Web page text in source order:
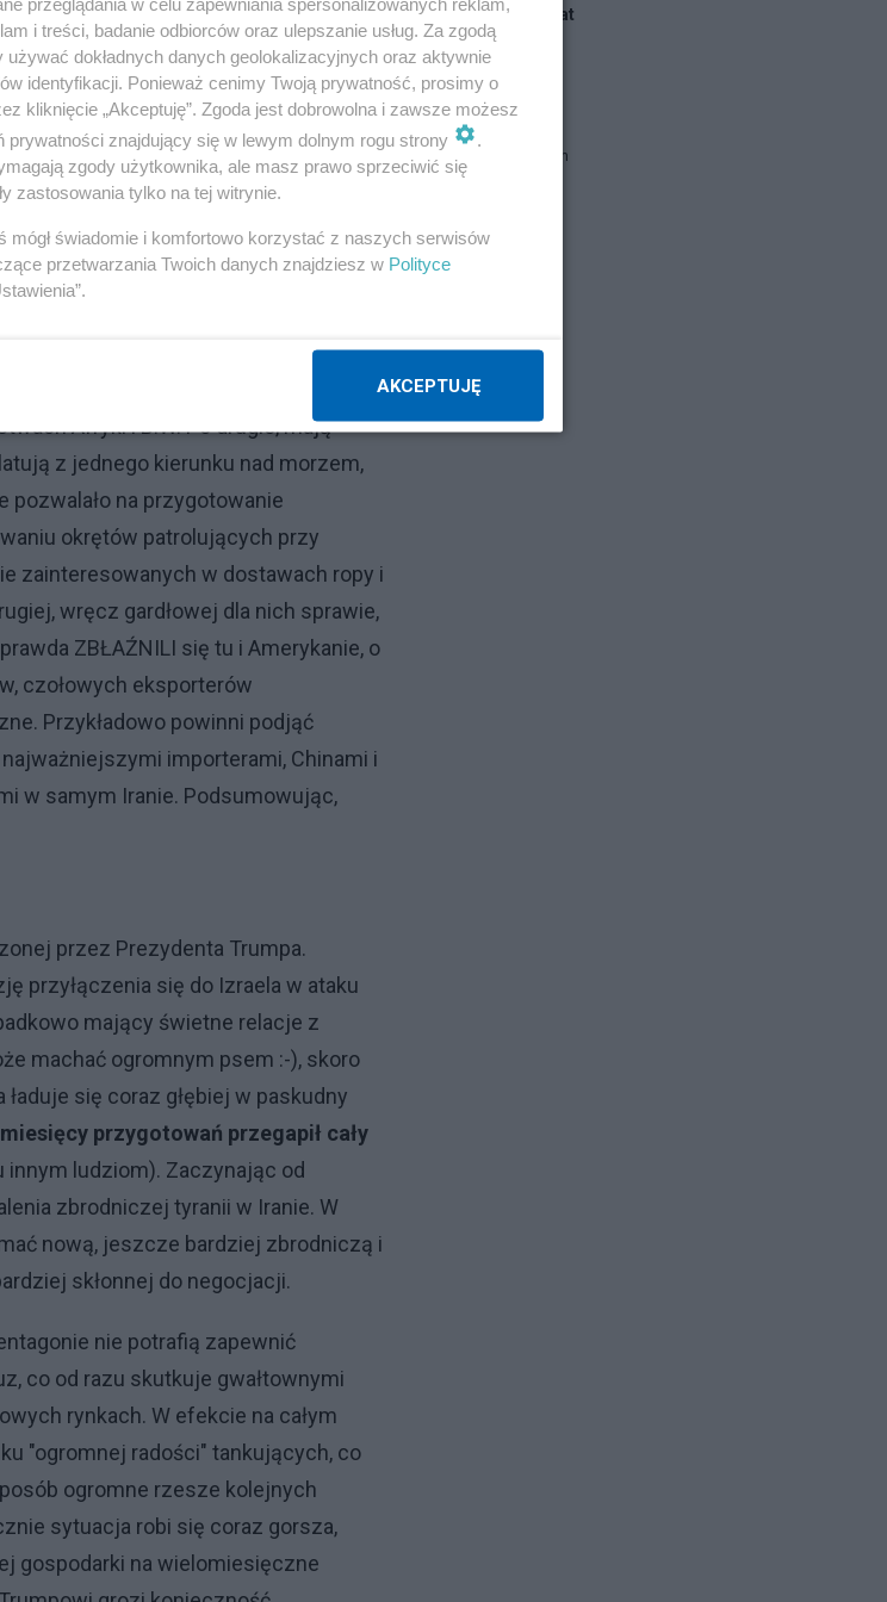
z Iranem, który MUSI uderzyć
a w każdym arabskim państwie
nie potrafili wykorzystać swoich
niewielkiej ilości środków napadu
na Ukrainie. Przecież po kilku
irańskich!) KAŻDY sztab generalny
się do tej militarnej globalnej
powinni na początek zorganizować
choćby NATO, zamiast tego woleli
Afryki i B.W. Po drugie, mają
z jednego kierunku nad morzem,
pozwalało na przygotowanie
okrętów patrolujących przy
zainteresowanych w dostawach ropy i
wręcz gardłowej dla nich sprawie,
ZBŁAŹNILI się tu i Amerykanie, o
czołowych eksporterów
Przykładowo powinni podjąć
importerami, Chinami i
w samym Iranie. Podsumowując,
przez Prezydenta Trumpa.
przyłączenia się do Izraela w ataku
mający świetne relacje z
machać ogromnym psem :-), skoro
się coraz głębiej w paskudny
przygotowań przegapił cały
ludziom). Zaczynając od
zbrodniczej tyranii w Iranie. W
nową, jeszcze bardziej zbrodniczą i
skłonnej do negocjacji.
nie potrafią zapewnić
co od razu skutkuje gwałtownymi
rynkach. W efekcie na całym
"ogromnej radości" tankujących, co
ogromne rzesze kolejnych
sytuacja robi się coraz gorsza,
gospodarki na wielomiesięczne
Blogi na ten temat
Jacek K.M.
brat Damian
i treści, badanie odbiorców oraz ulepszanie usług. Za zgodą
dokładnych danych geolokalizacyjnych oraz aktywnie
identyfikacji. Ponieważ cenimy Twoją prywatność, prosimy o
kliknięcie „Akceptuję”. Zgoda jest dobrowolna i zawsze możesz
znajdujący się w lewym dolnym rogu strony
.
zgody użytkownika, ale masz prawo sprzeciwić się
zastosowania tylko na tej witrynie.
świadomie i komfortowo korzystać z naszych serwisów
przetwarzania Twoich danych znajdziesz w Polityce
AKCEPTUJĘ